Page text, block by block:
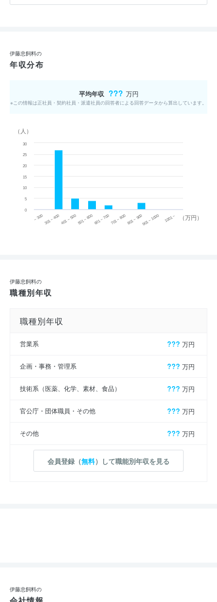
伊藤忠飼料の
年収分布
平均年収 ??? 万円
※この情報は正社員・契約社員・派遣社員の回答者による回答データから算出しています。
（万円）
（人）
~ 300 301 ~ 400 401 ~ 500501 ~ 600601 ~ 700701 ~ 800801 ~ 900901 ~ 1000 1001 ~
0
5
10
15
20
25
30
伊藤忠飼料の
職種別年収
職種別年収
営業系 ??? 万円
企画・事務・管理系 ??? 万円
技術系（医薬、化学、素材、食品） ??? 万円
官公庁・団体職員・その他 ??? 万円
その他 ??? 万円
会員登録（無料）して職能別年収を見る
伊藤忠飼料の